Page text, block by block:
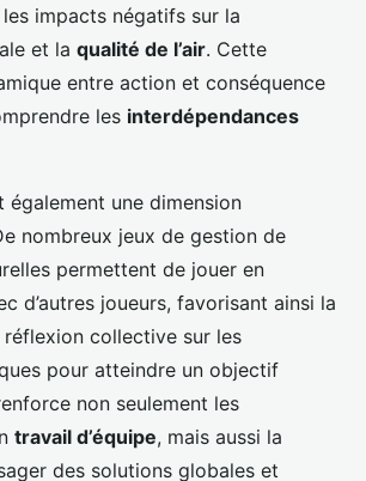
impacts négatifs sur la
et la qualité de l’air. Cette
entre action et conséquence
les interdépendances
également une dimension
nombreux jeux de gestion de
permettent de jouer en
d’autres joueurs, favorisant ainsi la
collective sur les
pour atteindre un objectif
non seulement les
travail d’équipe, mais aussi la
des solutions globales et